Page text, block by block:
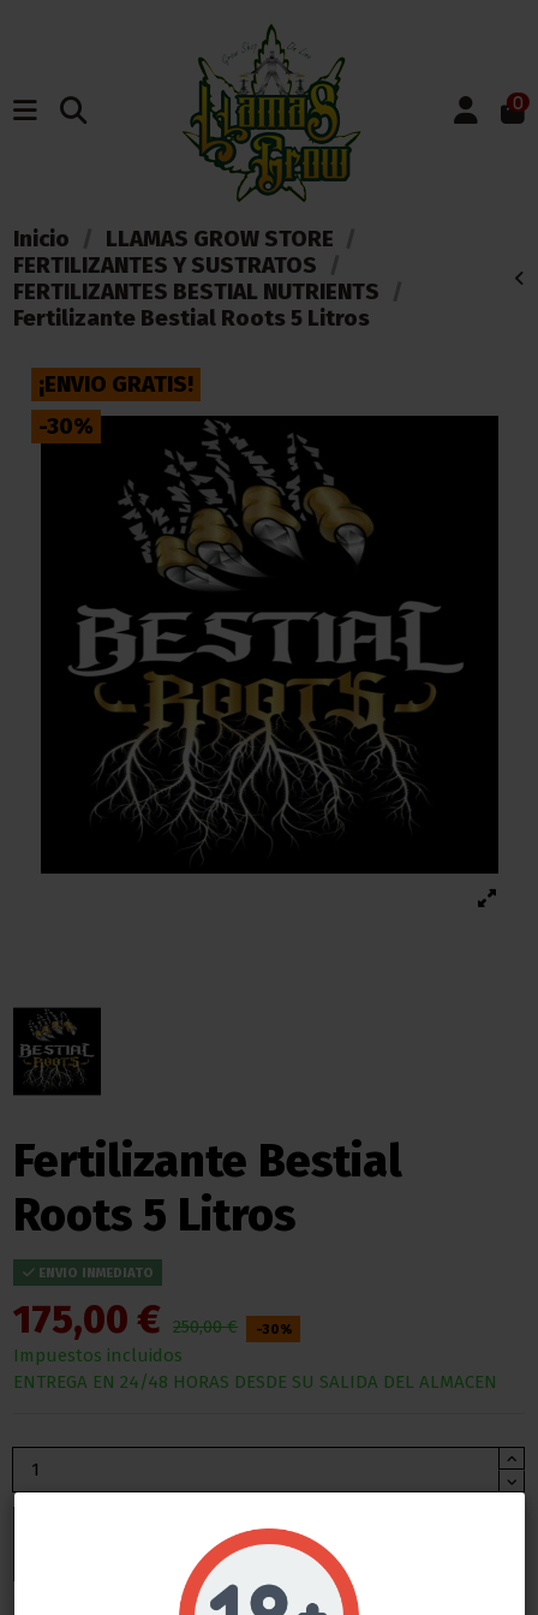
0
Inicio
LLAMAS GROW STORE
FERTILIZANTES Y SUSTRATOS
FERTILIZANTES BESTIAL NUTRIENTS
Fertilizante Bestial Roots 5 Litros
¡ENVIO GRATIS!
-30%
Fertilizante Bestial
Roots 5 Litros
ENVIO INMEDIATO
175,00 € 250,00 € -30%
Impuestos incluidos
ENTREGA EN 24/48 HORAS DESDE SU SALIDA DEL ALMACEN
Añadir al carrito